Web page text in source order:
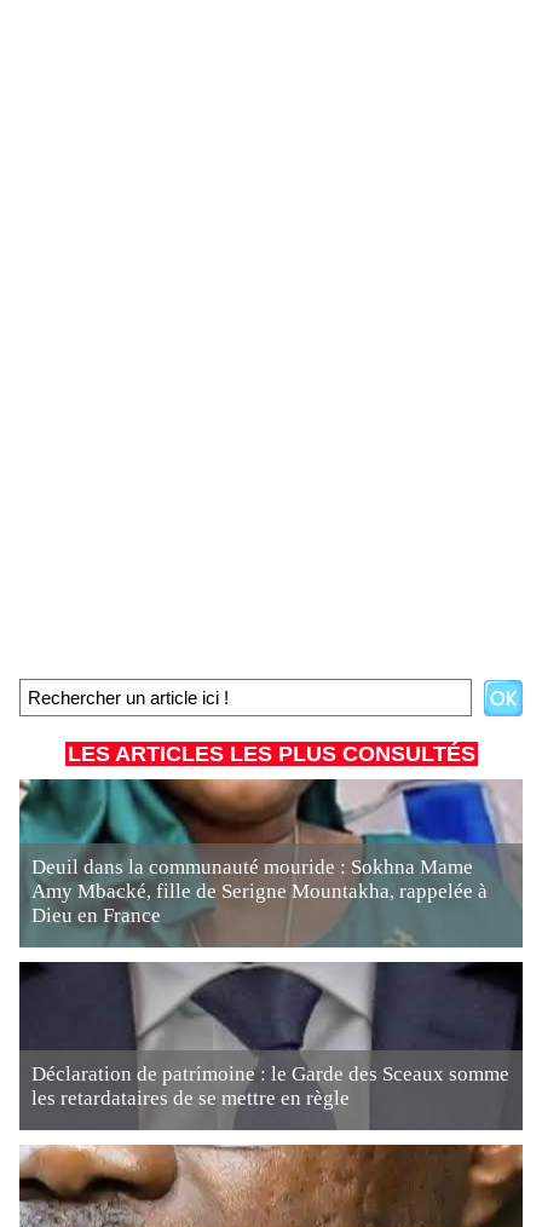
LES ARTICLES LES PLUS CONSULTÉS
Deuil dans la communauté mouride : Sokhna Mame
Amy Mbacké, fille de Serigne Mountakha, rappelée à
Dieu en France
Déclaration de patrimoine : le Garde des Sceaux somme
les retardataires de se mettre en règle